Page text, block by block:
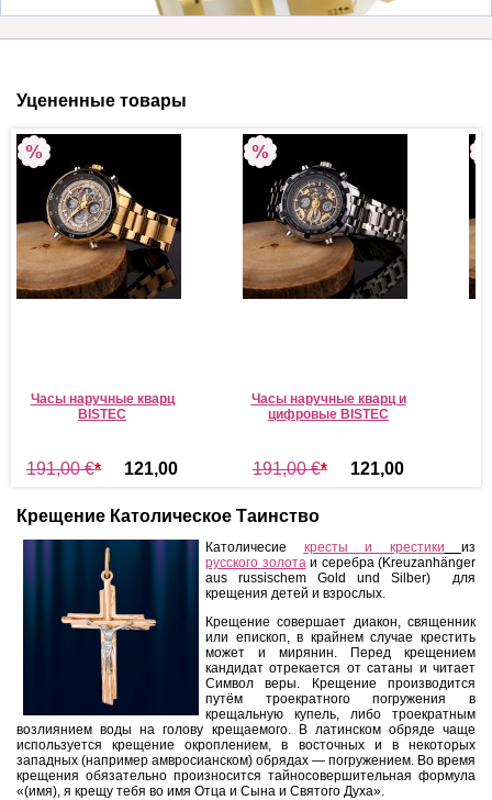
Уцененные товары
Часы наручные кварц
BISTEC
191,00 €*
121,00
Часы наручные кварц и
цифровые BISTEC
191,00 €*
121,00
Крещение Католическое Таинство
Католичесие кресты и крестики
из
русского золота и серебра (Kreuzanhänger
aus russischem Gold und Silber) для
крещения детей и взрослых.
Крещение совершает диакон, священник
или епископ, в крайнем случае крестить
может и мирянин. Перед крещением
кандидат отрекается от сатаны и читает
Символ веры. Крещение производится
путём троекратного погружения в
крещальную купель, либо троекратным
возлиянием воды на голову крещаемого. В латинском обряде чаще
используется крещение окроплением, в восточных и в некоторых
западных (например амвросианском) обрядах — погружением. Во время
крещения обязательно произносится тайносовершительная формула
«(имя), я крещу тебя во имя Отца и Сына и Святого Духа».